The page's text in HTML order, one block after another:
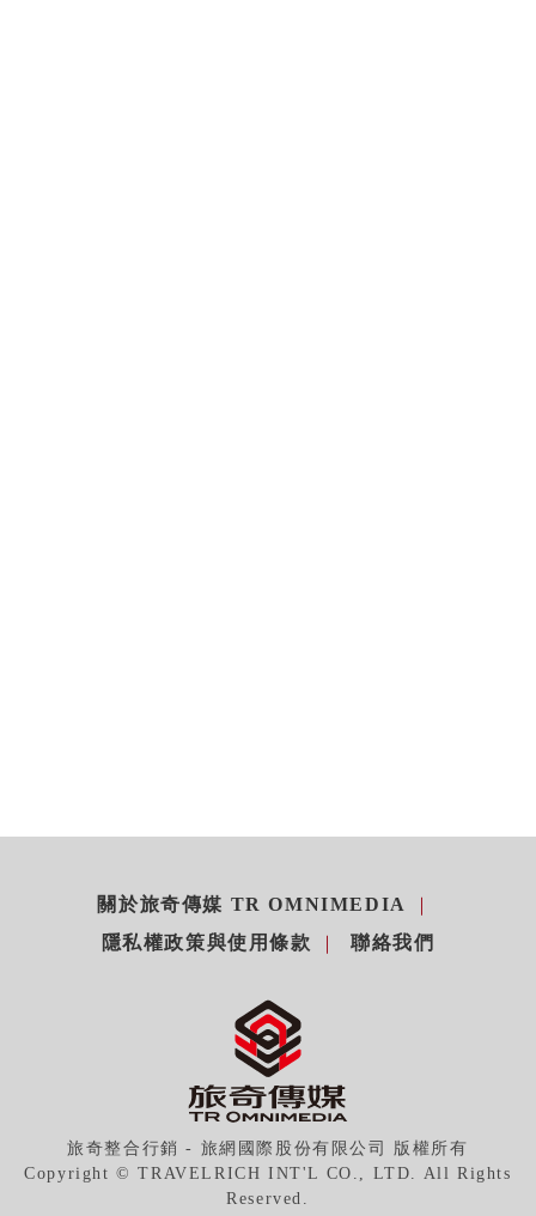
關於旅奇傳媒 TR OMNIMEDIA
隱私權政策與使用條款
聯絡我們
旅奇整合行銷 - 旅網國際股份有限公司 版權所有
Copyright © TRAVELRICH INT'L CO., LTD. All Rights
Reserved.